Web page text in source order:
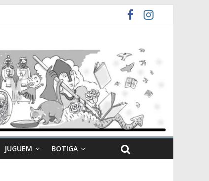
JUGUEM BOTIGA